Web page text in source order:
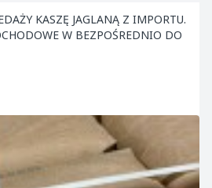
KASZĘ JAGLANĄ Z IMPORTU.
W BEZPOŚREDNIO DO